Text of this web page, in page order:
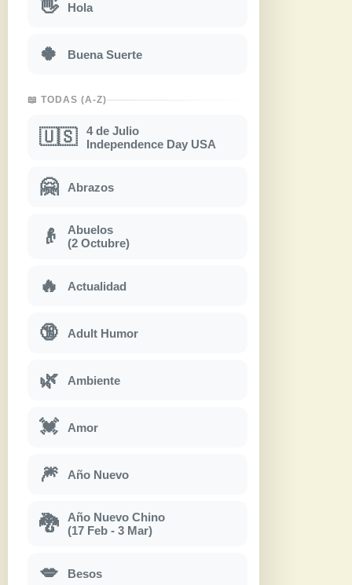
👋 Hola
🍀 Buena Suerte
📖 TODAS (A-Z)
🇺🇸
4 de Julio
Independence Day USA
🤗 Abrazos
👴
Abuelos
(2 Octubre)
🔥 Actualidad
🔞 Adult Humor
🌿 Ambiente
💓 Amor
🎆 Año Nuevo
🐉
Año Nuevo Chino
(17 Feb - 3 Mar)
💋 Besos